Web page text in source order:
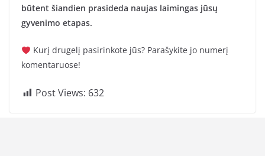
būtent šiandien prasideda naujas laimingas jūsų
gyvenimo etapas.
Kurį drugelį pasirinkote jūs? Parašykite jo numerį
komentaruose!
Post Views: 632